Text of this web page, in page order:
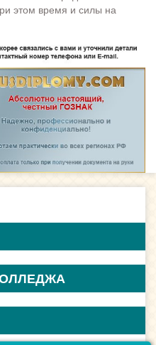
этом время и силы на